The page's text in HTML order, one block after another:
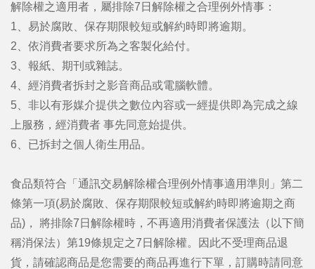
解除權之適用者，屬排除7日解除權之合理例外情事：
1、易於腐敗、保存期限較短或解約時即將逾期。
2、依消費者要求所為之客製化給付。
3、報紙、期刊或雜誌。
4、經消費者拆封之影音商品或電腦軟體。
5、非以有形媒介提供之數位內容或一經提供即為完成之線
上服務，經消費者 事先同意始提供。
6、已拆封之個人衛生用品。
食品類符合「通訊交易解除權合理例外情事適用準則」第二
條第一項(易於腐敗、保存期限較短或解約時即將逾期之商
品)， 將排除7日解除權時，不再適用消費者保護法（以下簡
稱消保法）第19條規定之7日解除權。因此不受理商品退
貨，請確認商品是您需要的商品再進行下單，訂購時請同意